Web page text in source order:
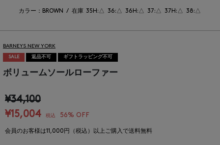
カラー：BROWN / 在庫 35H:△ 36:△ 36H:△ 37:△ 37H:△ 38:△
BARNEYS NEW YORK
SALE 返品不可 ギフトラッピング不可
ボリュームソールローファー
¥34,100
¥15,004
税込 56% OFF
会員のお客様は11,000円（税込）以上ご購入で送料無料